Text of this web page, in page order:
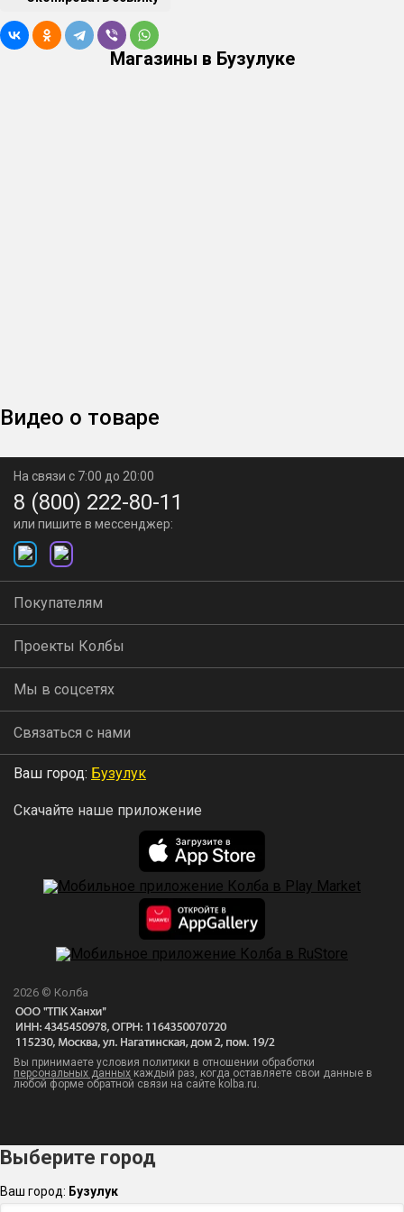
повышаться (показывая начало «хвостов»), клапан
блокирует выход продукта из устройства до момента,
автоматики
И куб, и емкость для брожения
Куб аппарата имеет объем 37 л. С учетом запаса под
пену в нем в можно сбродить за раз 30 литров браги —
это 6-7 литров питьевого продукта! Если этого будет
мало, можно установить увеличитель и получать за раз
еще больше.
Для мониторинга температуры в баке есть электронный
термометр — с ним избежать перегрева или сильного
охлаждения будет проще.
Гидрозатвор заменяет трубка связи с атмосферой со
шлангом в воде (см фото). Конструкция позволяет
выпускать углекислый газ и при этом не пропускать
для созревания крепкой чистой браги.
Ровная поверхность не требуется
При использовании классической колонны необходимо
Магазины в Бузулуке
Видео о товаре
На связи с 7:00 до 20:00
8 (800) 222-80-11
или пишите в мессенджер:
Покупателям
Проекты Колбы
Мы в соцсетях
Связаться с нами
Ваш город: Бузулук
Скачайте наше приложение
2026 © Колба
Вы принимаете условия политики в отношении обработки
персональных данных каждый раз, когда оставляете свои данные в
любой форме обратной связи на сайте kolba.ru.
Выберите город
Ваш город: Бузулук